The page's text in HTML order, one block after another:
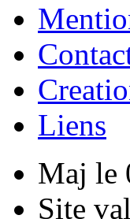
Liens
Maj le
Site